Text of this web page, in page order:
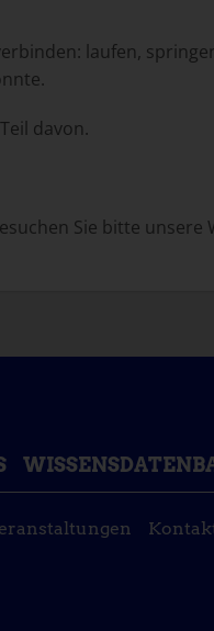
laufen,
davon.
Sie bitte unsere